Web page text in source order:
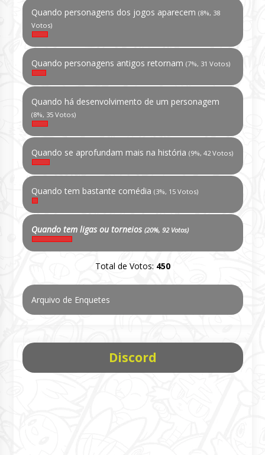
Quando personagens dos jogos aparecem (8%, 38
Votos)
Quando personagens antigos retornam (7%, 31 Votos)
Quando há desenvolvimento de um personagem
(8%, 35 Votos)
Quando se aprofundam mais na história (9%, 42 Votos)
Quando tem bastante comédia (3%, 15 Votos)
Quando tem ligas ou torneios (20%, 92 Votos)
Total de Votos: 450
Arquivo de Enquetes
Discord